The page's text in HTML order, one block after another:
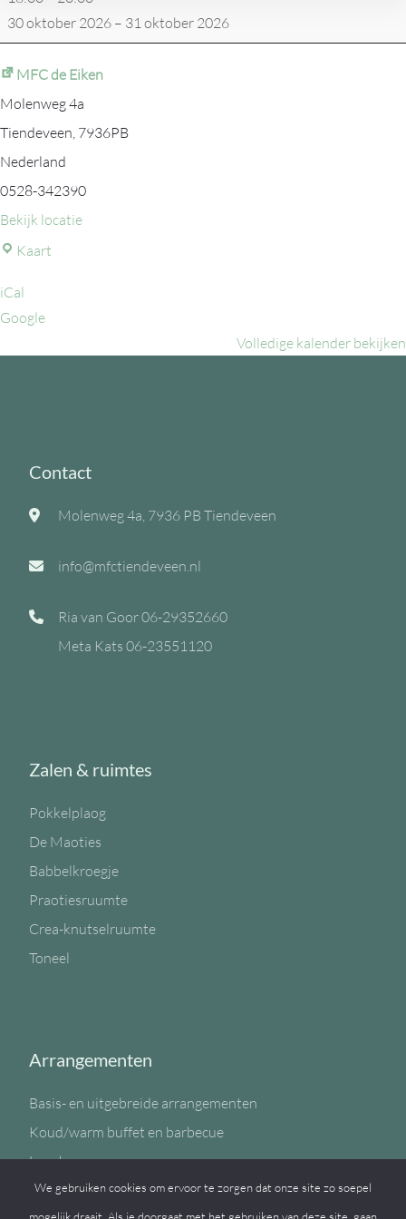
30 oktober 2026 – 31 oktober 2026
MFC de Eiken
Molenweg 4a
Tiendeveen, 7936PB
Nederland
0528-342390
Bekijk locatie
Kaart
iCal
Google
Volledige kalender bekijken
Contact
Molenweg 4a, 7936 PB Tiendeveen
info@mfctiendeveen.nl
Ria van Goor06-29352660
Meta Kats 06-23551120
Zalen & ruimtes
Pokkelplaog
De Maoties
Babbelkroegje
Praotiesruumte
Crea-knutselruumte
Toneel
Arrangementen
Basis- en uitgebreide arrangementen
Koud/warm buffet en barbecue
Lunch
Sportzaal
We gebruiken cookies om ervoor te zorgen dat onze site zo soepel